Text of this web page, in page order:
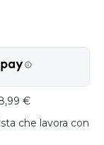
€
che lavora con